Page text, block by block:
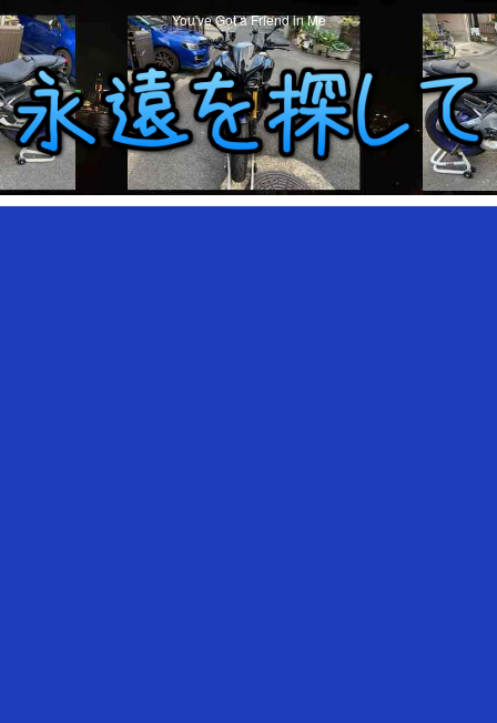
You've Got a Friend in Me